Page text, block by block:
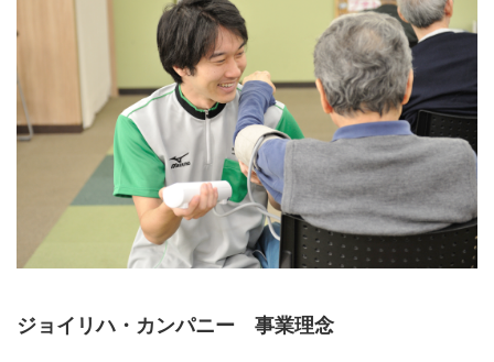
ジョイリハ・カンパニー 事業理念